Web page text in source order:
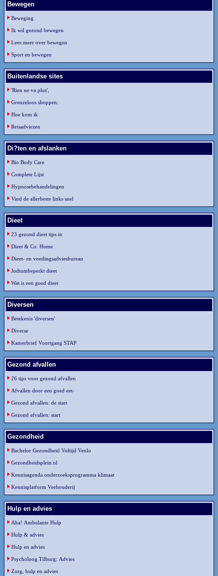
Bewegen
Beweging
Ik wil gezond bewegen
Lees meer over bewegen
Sport en bewegen
Buitenlandse sites
'Rien ne va plus',
Grenzeloos shoppen:
Hoe kom ik
Reisadviezen
Di?ten en afslanken
Bio Body Care
Complete Lijst
Hypnosebehandelingen
Vind de allerbeste links snel
Dieet
23 gezond dieet tips in
Dieet & Co: Home
Dieet- en voedingsadviesbureau
Jodiumbeperkt dieet
Wat is een goed dieet
Diversen
Betekenis 'diversen'
Diverse
Kamerbrief Voortgang STAP
Gezond afvallen
26 tips voor gezond afvallen
Afvallen door een goed eet-
Gezond afvallen: de start
Gezond afvallen: start
Gezondheid
Bachelor Gezondheid Voltijd Venlo
Gezondheidsplein.nl
Kennisagenda onderzoeksprogramma klimaat
Kennisplatform Veehouderij
Hulp en advies
Aha! Ambulante Hulp
Hulp & advies
Hulp en advies
Psycholoog Tilburg: Advies
Zorg, hulp en advies